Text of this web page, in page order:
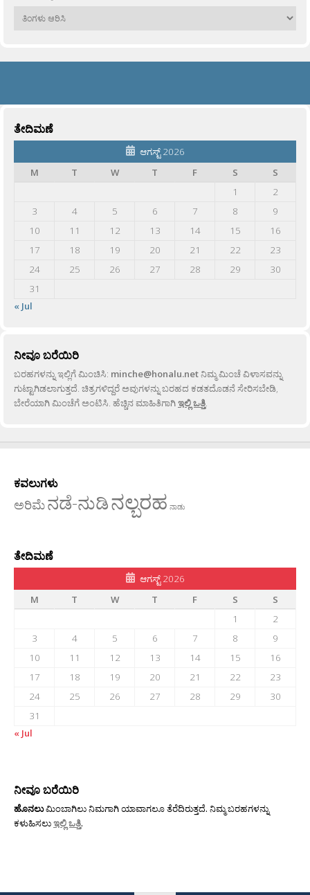
ಹಳೆಯವು
ತೇದಿಮಣೆ
ಆಗಸ್ಟ್ 2026
M
T W T F S
S
1
2
3
4 5 6 7 8
9
10
11 12 13 14 15
16
17
18 19 20 21 22
23
24
25 26 27 28 29
30
31
« Jul
ನೀವೂ ಬರೆಯಿರಿ
ಬರಹಗಳನ್ನು ಇಲ್ಲಿಗೆ ಮಿಂಚಿಸಿ: minche@honalu.netನಿಮ್ಮ ಮಿಂಚೆ ವಿಳಾಸವನ್ನು
ಗುಟ್ಟಾಗಿಡಲಾಗುತ್ತದೆ. ಚಿತ್ರಗಳಿದ್ದರೆ ಅವುಗಳನ್ನು ಬರಹದ ಕಡತದೊಡನೆ ಸೇರಿಸಬೇಡಿ,
ಬೇರೆಯಾಗಿ ಮಿಂಚೆಗೆ ಅಂಟಿಸಿ. ಹೆಚ್ಚಿನ ಮಾಹಿತಿಗಾಗಿಇಲ್ಲಿ ಒತ್ತಿ.
ಕವಲುಗಳು
ಅರಿಮೆನಡೆ-ನುಡಿನಲ್ಬರಹ ನಾಡು
ತೇದಿಮಣೆ
ಆಗಸ್ಟ್ 2026
M
T W T F S
S
1
2
3
4 5 6 7 8
9
10
11 12 13 14 15
16
17
18 19 20 21 22
23
24
25 26 27 28 29
30
31
« Jul
ನೀವೂ ಬರೆಯಿರಿ
ಹೊನಲುಮಿಂಬಾಗಿಲು ನಿಮಗಾಗಿ ಯಾವಾಗಲೂ ತೆರೆದಿರುತ್ತದೆ. ನಿಮ್ಮ ಬರಹಗಳನ್ನು
ಕಳುಹಿಸಲುಇಲ್ಲಿ ಒತ್ತಿ.